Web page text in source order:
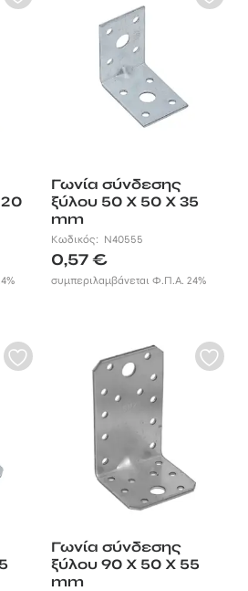
20
Γωνία σύνδεσης
ξύλου 50 X 50 X 35
mm
Κωδικός: N40555
0,57€
συμπεριλαμβάνεται Φ.Π.Α. 24%
Γωνία σύνδεσης
ξύλου 90 X 50 X 55
mm